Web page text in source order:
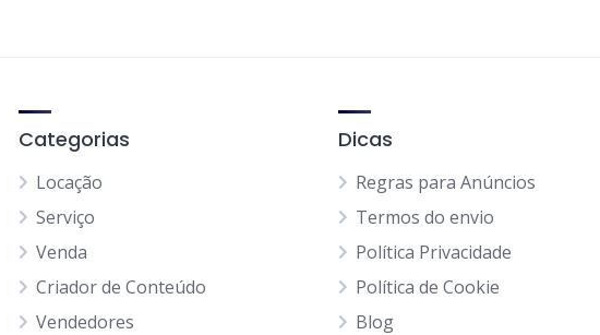
Categorias
Locação
Serviço
Venda
Criador de Conteúdo
Vendedores
Dicas
Regras para Anúncios
Termos do envio
Política Privacidade
Política de Cookie
Blog